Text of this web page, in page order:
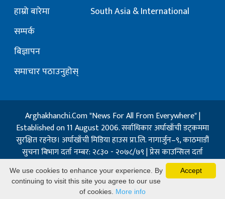
हाम्रो बारेमा
सम्पर्क
बिज्ञापन
समाचार पठाउनुहोस्
South Asia & International
Arghakhanchi.Com "News For All From Everywhere" |
Established on 11 August 2006. सर्वाधिकार अर्घाखाँची डट्कममा
सुरक्षित रहनेछ। अर्घाखाँची मिडिया हाउस प्रा.लि. नागार्जुन–९, काठमाडौं
सुचना बिभाग दर्ता नम्बर: २८३० - २०७८/७९ | प्रेस काउन्सिल दर्ता
नम्बर: १३२ / २०७३-०४-२१ | जिप्रका सि- नम्बर: ७, दर्ता नम्बर
७-०६७-६८
Powered By:Best Nepal
Accept
We use cookies to enhance your experience. By
continuing to visit this site you agree to our use
of cookies. More info